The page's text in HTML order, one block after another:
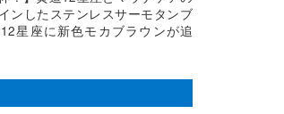
ンしたステンレスサーモタンブ
星座に新色モカブラウンが追